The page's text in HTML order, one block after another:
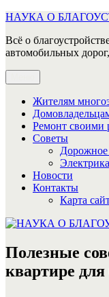
Перейти
содержимому
НАУКА О
Всё о
автомобильных
Жителям
Ремонт своими
Советы
Новости
Контакты
Карта
Полезные
квартире для